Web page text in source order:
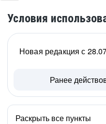
Условия
Новая редакция с
Ранее
Раскрыть все пункты